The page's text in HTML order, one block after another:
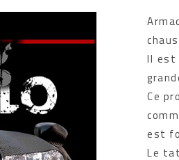
Il est
Ce
est
Le